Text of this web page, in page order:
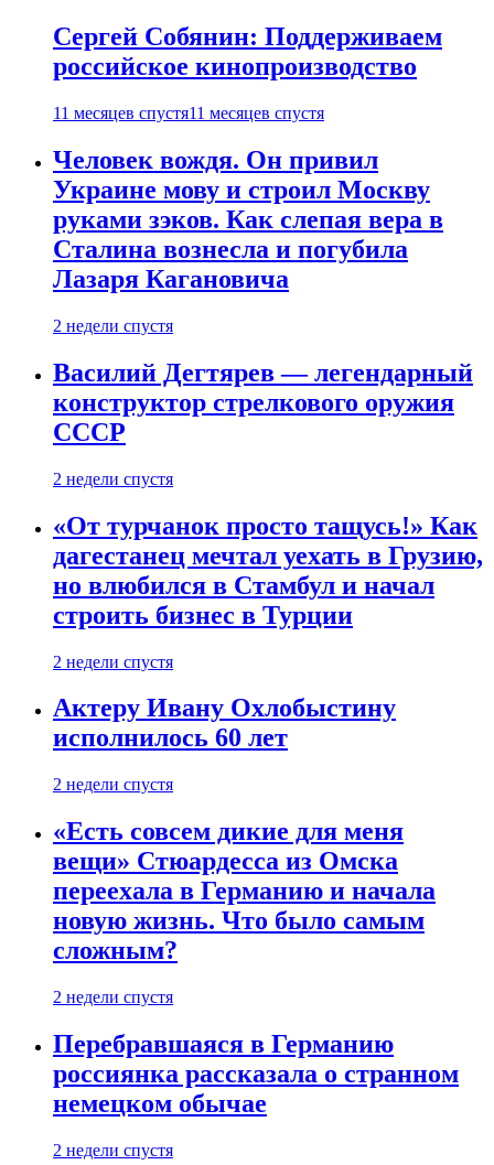
Сергей Собянин: Поддерживаем
российское кинопроизводство
11 месяцев спустя11 месяцев спустя
Человек вождя. Он привил
Украине мову и строил Москву
руками зэков. Как слепая вера в
Сталина вознесла и погубила
Лазаря Кагановича
2 недели спустя
Василий Дегтярев — легендарный
конструктор стрелкового оружия
СССР
2 недели спустя
«От турчанок просто тащусь!» Как
дагестанец мечтал уехать в Грузию,
но влюбился в Стамбул и начал
строить бизнес в Турции
2 недели спустя
Актеру Ивану Охлобыстину
исполнилось 60 лет
2 недели спустя
«Есть совсем дикие для меня
вещи» Стюардесса из Омска
переехала в Германию и начала
новую жизнь. Что было самым
сложным?
2 недели спустя
Перебравшаяся в Германию
россиянка рассказала о странном
немецком обычае
2 недели спустя